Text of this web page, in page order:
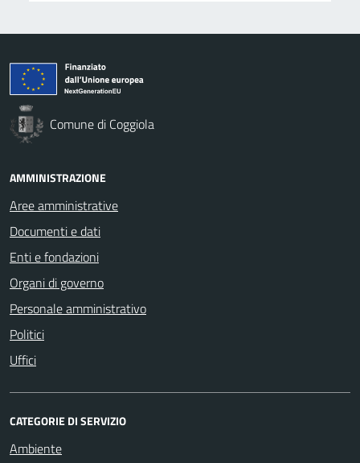
Comune di Coggiola
AMMINISTRAZIONE
Aree amministrative
Documenti e dati
Enti e fondazioni
Organi di governo
Personale amministrativo
Politici
Uffici
CATEGORIE DI SERVIZIO
Ambiente